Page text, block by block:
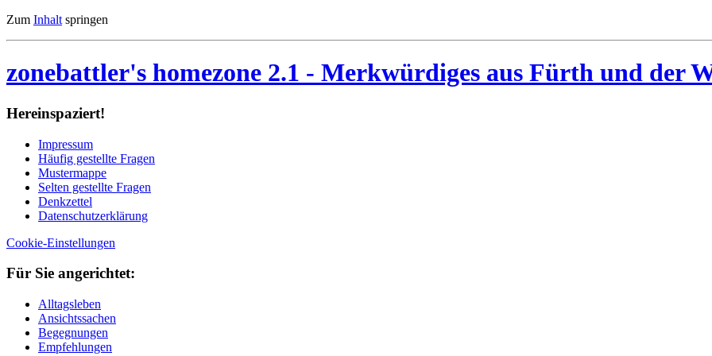
Zum Inhalt springen
zonebattler's homezone 2.1 - Merkwürdiges aus Fürth und der
Her­ein­spa­ziert!
Im­pres­sum
Häu­fig ge­stell­te Fra­gen
Mu­ster­map­pe
Sel­ten ge­stell­te Fra­gen
Denk­zet­tel
Da­ten­schutz­er­klä­rung
Cookie-Einstellungen
Für Sie an­ge­rich­tet:
Alltagsleben
Ansichtssachen
Begegnungen
Empfehlungen